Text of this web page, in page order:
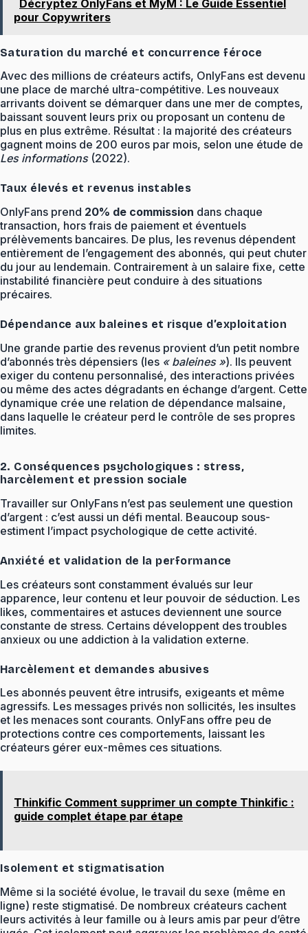
Décryptez OnlyFans et MyM : Le Guide Essentiel
pour Copywriters
Saturation du marché et concurrence féroce
Avec des millions de créateurs actifs, OnlyFans est devenu
une place de marché ultra-compétitive. Les nouveaux
arrivants doivent se démarquer dans une mer de comptes,
baissant souvent leurs prix ou proposant un contenu de
plus en plus extrême. Résultat : la majorité des créateurs
gagnent moins de 200 euros par mois, selon une étude de
Les informations(2022).
Taux élevés et revenus instables
OnlyFans prend 20% de commission dans chaque
transaction, hors frais de paiement et éventuels
prélèvements bancaires. De plus, les revenus dépendent
entièrement de l’engagement des abonnés, qui peut chuter
du jour au lendemain. Contrairement à un salaire fixe, cette
instabilité financière peut conduire à des situations
précaires.
Dépendance aux baleines et risque d’exploitation
Une grande partie des revenus provient d’un petit nombre
d’abonnés très dépensiers (les « baleines »). Ils peuvent
exiger du contenu personnalisé, des interactions privées
ou même des actes dégradants en échange d’argent. Cette
dynamique crée une relation de dépendance malsaine,
dans laquelle le créateur perd le contrôle de ses propres
limites.
2. Conséquences psychologiques : stress,
harcèlement et pression sociale
Travailler sur OnlyFans n’est pas seulement une question
d’argent : c’est aussi un défi mental. Beaucoup sous-
estiment l’impact psychologique de cette activité.
Anxiété et validation de la performance
Les créateurs sont constamment évalués sur leur
apparence, leur contenu et leur pouvoir de séduction. Les
likes, commentaires et astuces deviennent une source
constante de stress. Certains développent des troubles
anxieux ou une addiction à la validation externe.
Harcèlement et demandes abusives
Les abonnés peuvent être intrusifs, exigeants et même
agressifs. Les messages privés non sollicités, les insultes
et les menaces sont courants. OnlyFans offre peu de
protections contre ces comportements, laissant les
créateurs gérer eux-mêmes ces situations.
Thinkific Comment supprimer un compte Thinkific :
guide complet étape par étape
Isolement et stigmatisation
Même si la société évolue, le travail du sexe (même en
ligne) reste stigmatisé. De nombreux créateurs cachent
leurs activités à leur famille ou à leurs amis par peur d’être